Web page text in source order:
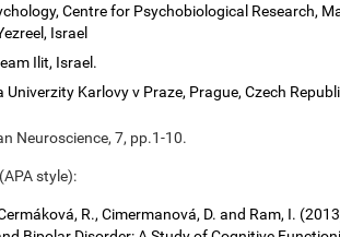
Centre for Psychobiological Research,
Israel
Ilit, Israel.
Karlovy v Praze, Prague, Czech
Neuroscience, 7, pp.1-10.
style):
R., Cimermanová, D. and Ram, I.